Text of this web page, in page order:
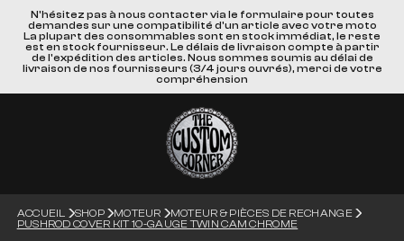
N'hésitez pas à nous contacter via le formulaire pour toutes
demandes sur une compatibilité d'un article avec votre moto
La plupart des consommables sont en stock immédiat, le reste
est en stock fournisseur. Le délais de livraison compte à partir
de l'expédition des articles. Nous sommes soumis au délai de
livraison de nos fournisseurs (3/4 jours ouvrés), merci de votre
compréhension
ACCUEIL SHOP MOTEUR
MOTEUR & PIÈCES DE RECHANGE
PUSHROD COVER KIT 10-GAUGE TWIN CAM CHROME